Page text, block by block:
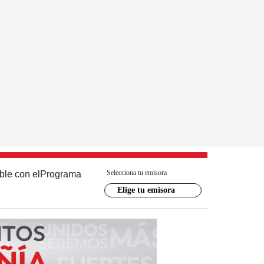
con el Programa Selecciona tu emisora
Elige tu emisora